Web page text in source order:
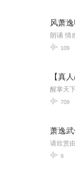
风萧
朗诵 情
109
709
萧逸武
9